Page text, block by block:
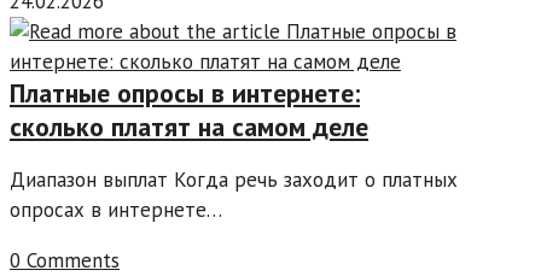
Платные опросы в интернете:
сколько платят на самом деле
Диапазон выплат Когда речь заходит о платных
опросах в интернете…
0 Comments